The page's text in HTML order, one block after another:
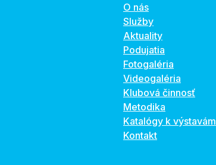
O nás
Služby
Aktuality
Podujatia
Fotogaléria
Videogaléria
Klubová činnosť
Metodika
Katalógy k výstavám
Kontakt